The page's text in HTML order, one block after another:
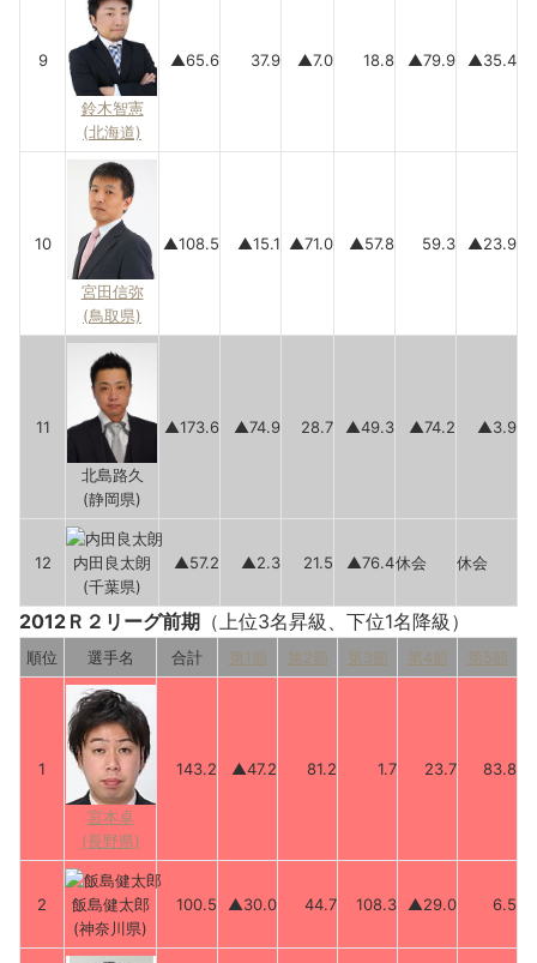
9
鈴木智憲
(北海道)
▲65.6 37.9 ▲7.0 18.8 ▲79.9 ▲35.4
10
宮田信弥
(鳥取県)
▲108.5 ▲15.1 ▲71.0 ▲57.8 59.3 ▲23.9
11
北島路久
(静岡県)
▲173.6 ▲74.9 28.7 ▲49.3 ▲74.2 ▲3.9
12
内田良太朗
(千葉県)
▲57.2 ▲2.3 21.5 ▲76.4休会 休会
2012Ｒ２リーグ前期 （上位3名昇級、下位1名降級）
順位 選手名 合計 第1節 第2節 第3節 第4節 第5節
1
宮本卓
(長野県)
143.2 ▲47.2 81.2 1.7 23.7 83.8
2
飯島健太郎
(神奈川県)
100.5 ▲30.0 44.7 108.3 ▲29.0 6.5